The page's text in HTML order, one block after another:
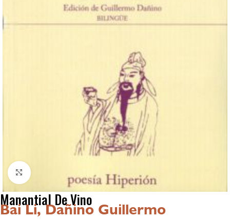
Click to enlarge
Manantial De Vino
Bai Li, Dañino Guillermo